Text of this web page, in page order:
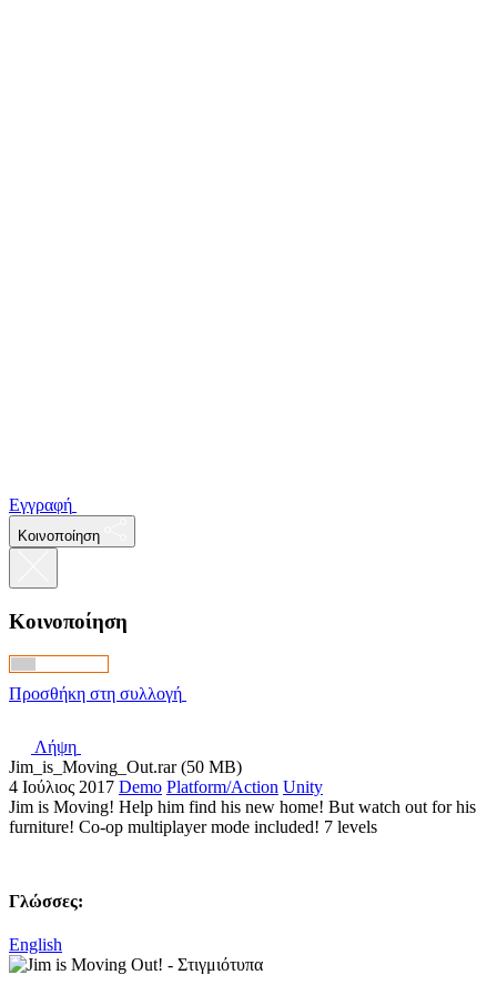
Εγγραφή
Κοινοποίηση
Κοινοποίηση
Προσθήκη στη συλλογή
Λήψη
Jim_is_Moving_Out.rar (50 MB)
4 Ιούλιος 2017 Demo Platform/Action Unity
Jim is Moving! Help him find his new home! But watch out for his
furniture! Co-op multiplayer mode included! 7 levels
Γλώσσες:
English